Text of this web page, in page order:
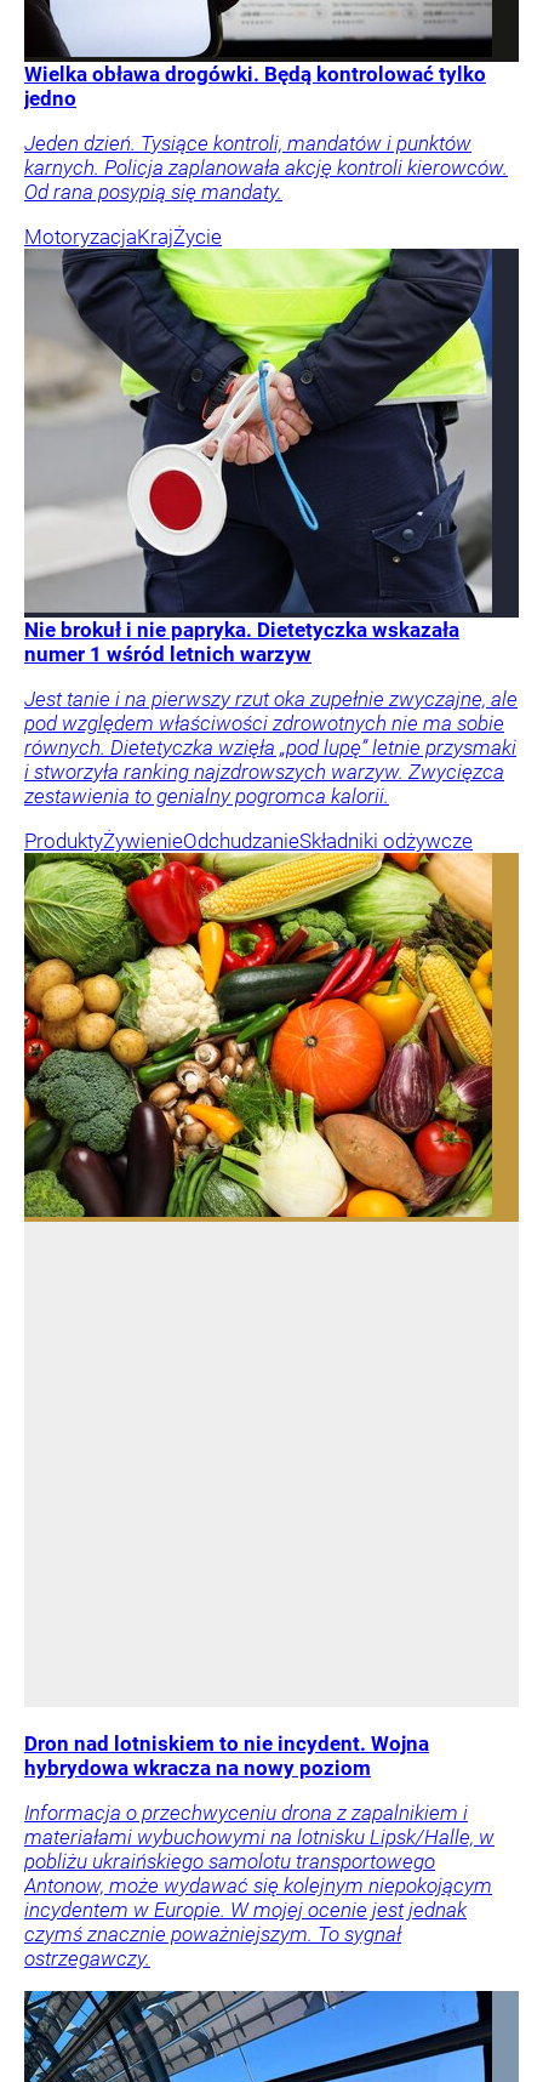
Wielka obława drogówki. Będą kontrolować tylko
jedno
Jeden dzień. Tysiące kontroli, mandatów i punktów
karnych. Policja zaplanowała akcję kontroli kierowców.
Od rana posypią się mandaty.
MotoryzacjaKrajŻycie
Nie brokuł i nie papryka. Dietetyczka wskazała
numer 1 wśród letnich warzyw
Jest tanie i na pierwszy rzut oka zupełnie zwyczajne, ale
pod względem właściwości zdrowotnych nie ma sobie
równych. Dietetyczka wzięła „pod lupę” letnie przysmaki
i stworzyła ranking najzdrowszych warzyw. Zwycięzca
zestawienia to genialny pogromca kalorii.
ProduktyŻywienieOdchudzanieSkładniki odżywcze
Dron nad lotniskiem to nie incydent. Wojna
hybrydowa wkracza na nowy poziom
Informacja o przechwyceniu drona z zapalnikiem i
materiałami wybuchowymi na lotnisku Lipsk/Halle, w
pobliżu ukraińskiego samolotu transportowego
Antonow, może wydawać się kolejnym niepokojącym
incydentem w Europie. W mojej ocenie jest jednak
czymś znacznie poważniejszym. To sygnał
ostrzegawczy.